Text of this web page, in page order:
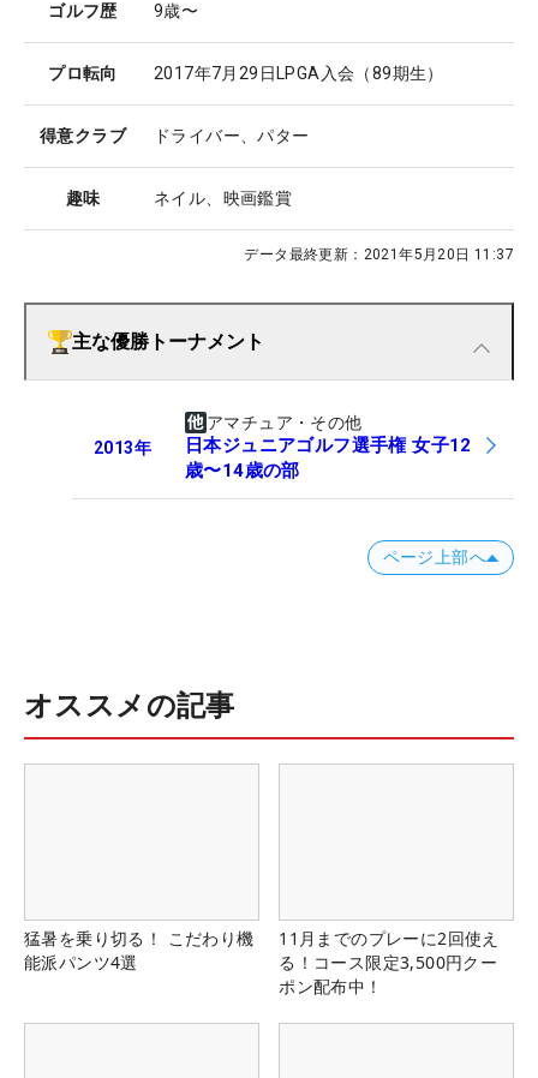
ゴルフ歴 9歳〜
プロ転向 2017年7月29日LPGA入会（89期生）
得意クラブ ドライバー、パター
趣味 ネイル、映画鑑賞
データ最終更新： 2021年5月20日 11:37
主な優勝トーナメント
2013年
アマチュア・その他
日本ジュニアゴルフ選手権 女子12
歳〜14歳の部
ページ上部へ
オススメの記事
猛暑を乗り切る！ こだわり機
能派パンツ4選
11月までのプレーに2回使え
る！コース限定3,500円クー
ポン配布中！